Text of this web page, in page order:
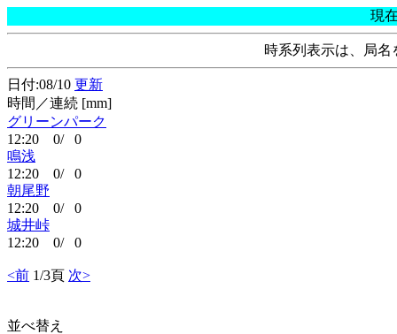
現
時系列表示は、局
日付:08/10 更新
時間／連続 [mm]
グリーンパーク
12:20 0/ 0
鳴浅
12:20 0/ 0
朝尾野
12:20 0/ 0
城井峠
12:20 0/ 0
<前 1/3頁 次>
並べ替え